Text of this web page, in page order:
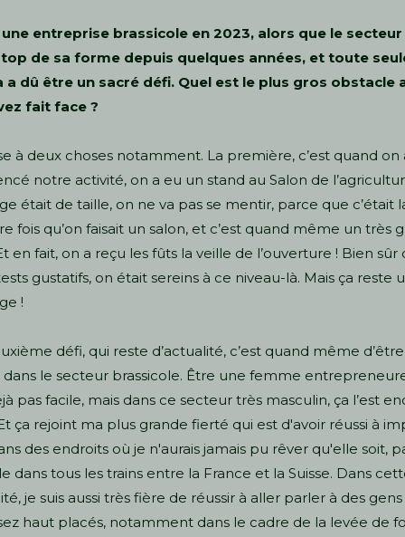
entreprise brassicole en 2023, alors que le secteur
de sa forme depuis quelques années, et toute
a dû être un sacré défi. Quel est le plus gros obstacle
fait face ?
à deux choses notamment. La première, c’est quand on
notre activité, on a eu un stand au Salon de
était de taille, on ne va pas se mentir, parce que c’était
fois qu’on faisait un salon, et c’est quand même un très
en fait, on a reçu les fûts la veille de l’ouverture ! Bien sûr
gustatifs, on était sereins à ce niveau-là. Mais ça reste
!
défi, qui reste d’actualité, c’est quand même
le secteur brassicole. Être une femme
pas facile, mais dans ce secteur très masculin, ça l’est
ça rejoint ma plus grande fierté qui est d'avoir réussi à
des endroits où je n'aurais jamais pu rêver qu'elle soit,
dans tous les trains entre la France et la Suisse. Dans
je suis aussi très fière de réussir à aller parler à des
haut placés, notamment dans le cadre de la levée de